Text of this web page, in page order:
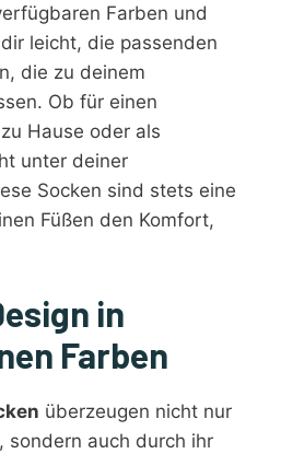
Farben und
leicht, die passenden
die zu deinem
Ob für einen
Hause oder als
unter deiner
Socken sind stets eine
Füßen den Komfort,
in
Farben
überzeugen nicht nur
sondern auch durch ihr